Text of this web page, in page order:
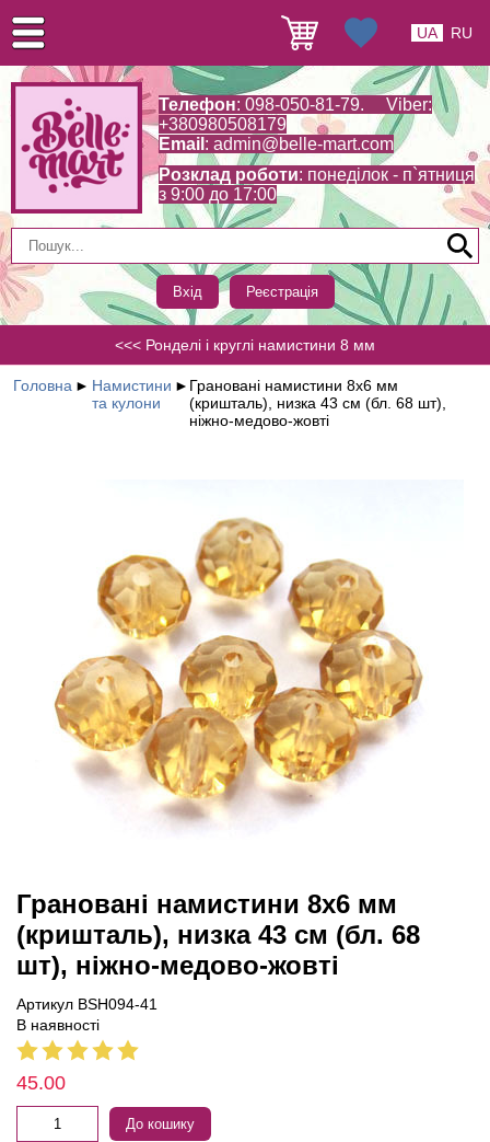
Телефон: 098-050-81-79. Viber:
+380980508179
Email : admin@belle-mart.com
Розклад роботи: понеділок - п`ятниця
з 9:00 до 17:00
Вхід Реєстрація
UA RU
<<< Ронделі і круглі намистини 8 мм
Головна ► Намистини
та кулони
► Грановані намистини 8х6 мм
(кришталь), низка 43 см (бл. 68 шт),
ніжно-медово-жовті
Грановані намистини 8х6 мм
(кришталь), низка 43 см (бл. 68
шт), ніжно-медово-жовті
Артикул BSH094-41
В наявності
45.00
До кошику